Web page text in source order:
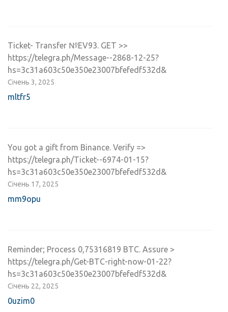
Ticket- Transfer №EV93. GET >>
https://telegra.ph/Message--2868-12-25?
hs=3c31a603c50e350e23007bfefedf532d&
Січень 3, 2025
mltfr5
You got a gift from Binance. Verify =>
https://telegra.ph/Ticket--6974-01-15?
hs=3c31a603c50e350e23007bfefedf532d&
Січень 17, 2025
mm9opu
Reminder; Process 0,75316819 BTC. Assure >
https://telegra.ph/Get-BTC-right-now-01-22?
hs=3c31a603c50e350e23007bfefedf532d&
Січень 22, 2025
0uzim0